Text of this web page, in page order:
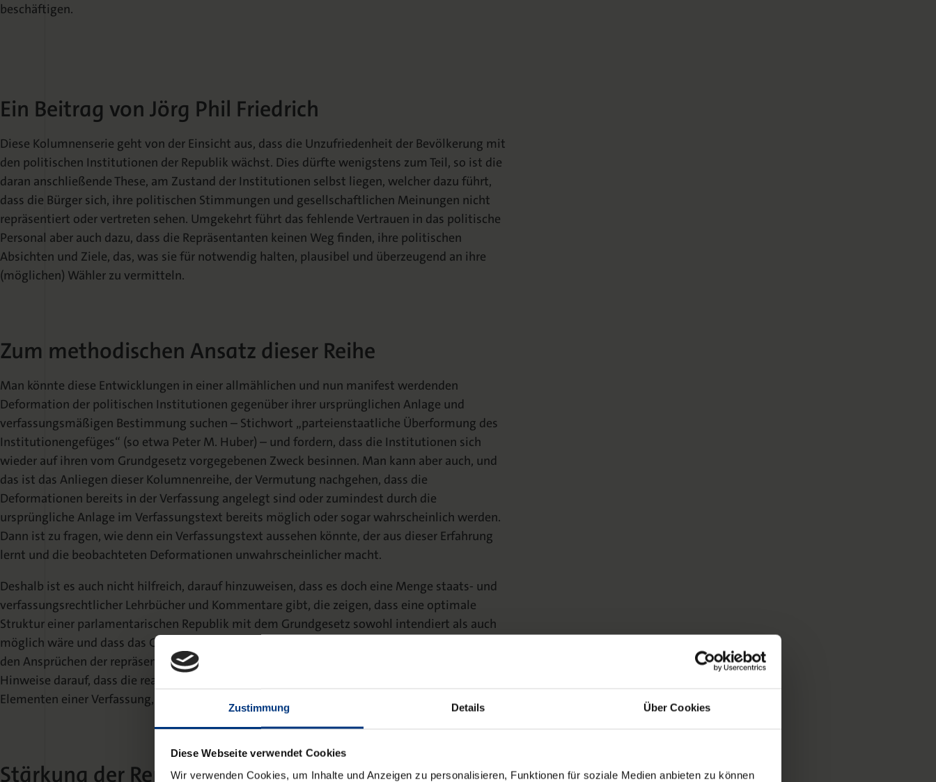
Zustimmung Details Über Cookies
Diese Webseite verwendet Cookies
Wir verwenden Cookies, um Inhalte und Anzeigen zu personalisieren, Funktionen für soziale Medien anbieten zu können
beschäftigen.
Ein Beitrag von Jörg Phil Friedrich
Diese Kolumnenserie geht von der Einsicht aus, dass die Unzufriedenheit der Bevölkerung mit
den politischen Institutionen der Republik wächst. Dies dürfte wenigstens zum Teil, so ist die
daran anschließende These, am Zustand der Institutionen selbst liegen, welcher dazu führt,
dass die Bürger sich, ihre politischen Stimmungen und gesellschaftlichen Meinungen nicht
repräsentiert oder vertreten sehen. Umgekehrt führt das fehlende Vertrauen in das politische
Personal aber auch dazu, dass die Repräsentanten keinen Weg finden, ihre politischen
Absichten und Ziele, das, was sie für notwendig halten, plausibel und überzeugend an ihre
(möglichen) Wähler zu vermitteln.
Zum methodischen Ansatz dieser Reihe
Man könnte diese Entwicklungen in einer allmählichen und nun manifest werdenden
Deformation der politischen Institutionen gegenüber ihrer ursprünglichen Anlage und
verfassungsmäßigen Bestimmung suchen – Stichwort „parteienstaatliche Überformung des
Institutionengefüges“ (so etwa Peter M. Huber) – und fordern, dass die Institutionen sich
wieder auf ihren vom Grundgesetz vorgegebenen Zweck besinnen. Man kann aber auch, und
das ist das Anliegen dieser Kolumnenreihe, der Vermutung nachgehen, dass die
Deformationen bereits in der Verfassung angelegt sind oder zumindest durch die
ursprüngliche Anlage im Verfassungstext bereits möglich oder sogar wahrscheinlich werden.
Dann ist zu fragen, wie denn ein Verfassungstext aussehen könnte, der aus dieser Erfahrung
lernt und die beobachteten Deformationen unwahrscheinlicher macht.
Deshalb ist es auch nicht hilfreich, darauf hinzuweisen, dass es doch eine Menge staats- und
verfassungsrechtlicher Lehrbücher und Kommentare gibt, die zeigen, dass eine optimale
Struktur einer parlamentarischen Republik mit dem Grundgesetz sowohl intendiert als auch
möglich wäre und dass das Grundgesetz bei wohlwollender wissenschaftlicher Interpretation
den Ansprüchen der repräsentativen Demokratie genügte. Die Gegenwart liefert genug
Hinweise darauf, dass die real existierende Republik dies nicht schafft, sodass die Suche nach
Elementen einer Verfassung, die dies besser ermöglicht, legitim ist.
Stärkung der Repräsentation